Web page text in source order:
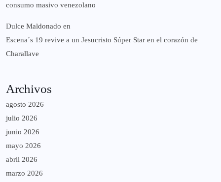
consumo masivo venezolano
Dulce Maldonado en
Escena´s 19 revive a un Jesucristo Súper Star en el corazón de
Charallave
Archivos
agosto 2026
julio 2026
junio 2026
mayo 2026
abril 2026
marzo 2026